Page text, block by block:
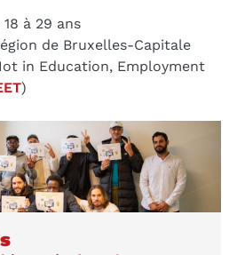
à 29 ans
de Bruxelles-Capitale
in Education, Employment
)